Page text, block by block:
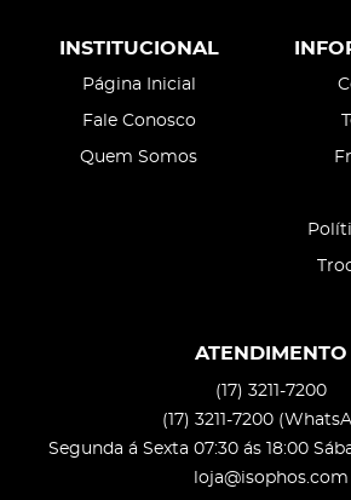
INSTITUCIONAL
Página Inicial
Fale Conosco
Quem Somos
ATENDIMENTO
(17) 3211-7200
(17) 3211-7200
Segunda á Sexta 07:30 ás 18:00
loja@isophos.com